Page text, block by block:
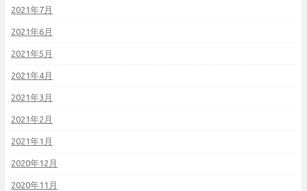
2021年7月
2021年6月
2021年5月
2021年4月
2021年3月
2021年2月
2021年1月
2020年12月
2020年11月